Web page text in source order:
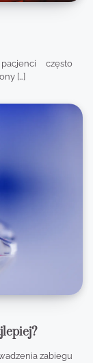
często
[…]
zabiegu